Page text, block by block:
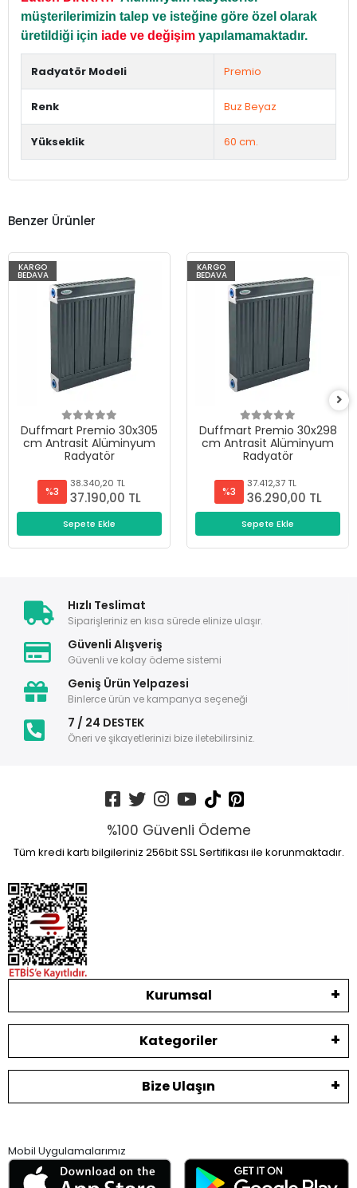
müşterilerimizin talep ve isteğine göre özel olarak
üretildiği için iade ve değişim yapılamamaktadır.
Radyatör Modeli Premio
Renk Buz Beyaz
Yükseklik 60 cm.
Benzer Ürünler
KARGO
BEDAVA
Duffmart Premio 30x305
cm Antrasit Alüminyum
Radyatör
%3
38.340,20 TL
37.190,00 TL
Sepete Ekle
KARGO
BEDAVA
Duffmart Premio 30x298
cm Antrasit Alüminyum
Radyatör
%3
37.412,37 TL
36.290,00 TL
Sepete Ekle
Hızlı Teslimat
Siparişleriniz en kısa sürede elinize ulaşır.
Güvenli Alışveriş
Güvenli ve kolay ödeme sistemi
Geniş Ürün Yelpazesi
Binlerce ürün ve kampanya seçeneği
7 / 24 DESTEK
Öneri ve şikayetlerinizi bize iletebilirsiniz.
%100 Güvenli Ödeme
Tüm kredi kartı bilgileriniz 256bit SSL Sertifikası ile korunmaktadır.
Kurumsal
Kategoriler
Bize Ulaşın
Mobil Uygulamalarımız